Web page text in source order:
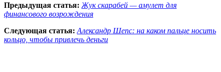
Предыдущая статья: Жук скарабей — амулет для
финансового возрождения
Следующая статья: Александр Шепс: на каком пальце носить
кольцо, чтобы привлечь деньги